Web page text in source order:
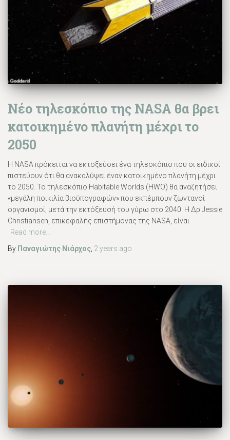
Νέο τηλεσκόπιο της NASA θα βρει
κατοικημένο πλανήτη μέχρι το
2050
Η NASA πρόκειται να εκτοξεύσει ένα τηλεσκόπιο που οι ειδικοί
πιστεύουν ότι θα ανακαλύψει έναν κατοικημένο πλανήτη μέχρι
το 2050. Το τηλεσκόπιο Habitable Worlds (HWO) θα αναζητήσει
«μεγάλη ποικιλία βιοϋπογραφών» που εκπέμπουν ζωντανοί
οργανισμοί, μετά την εκτόξευσή του γύρω στο 2040. Η Δρ Jessie
Christiansen, επικεφαλής επιστήμονας της NASA, είναι
Read more…
By Παναγιώτης Νιάρχος 2 years ago